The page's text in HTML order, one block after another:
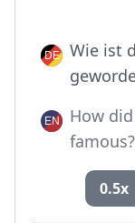
Wie ist
How
famous?
0.5x